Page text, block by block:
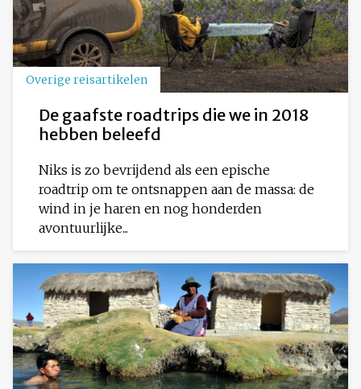
Overige reisartikelen
De gaafste roadtrips die we in 2018
hebben beleefd
Niks is zo bevrijdend als een epische
roadtrip om te ontsnappen aan de massa: de
wind in je haren en nog honderden
avontuurlijke...